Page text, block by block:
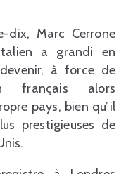
dix, Marc Cerrone
a grandi en
à force de
français alors
pays, bien qu’il
prestigieuses de